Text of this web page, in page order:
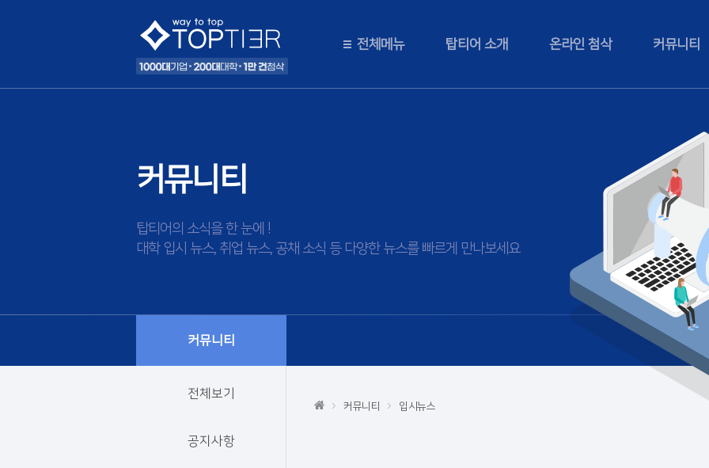
전체메뉴 탑티어 소개 온라인 첨삭 커뮤니티
커뮤니티
탑티어의 소식을 한 눈에 !
대학 입시 뉴스, 취업 뉴스, 공채 소식 등 다양한 뉴스를 빠르게 만나보세요
커뮤니티
전체보기
공지사항
커뮤니티 입시뉴스